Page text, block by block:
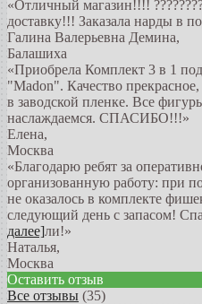
«Отличный магазин!!!!
доставку!!! Заказала нарды в
Галина Валерьевна Демина,
Балашиха
«Приобрела Комплект 3 в 1
"Madon". Качество
в заводской пленке. Все
наслаждаемся. СПАСИБО!!!»
Елена,
Москва
«Благодарю ребят за
организованную работу: при
не оказалось в комплекте
следующий день с запасом!
далее]ли!»
Наталья,
Москва
Оставить отзыв
Все отзывы (35)